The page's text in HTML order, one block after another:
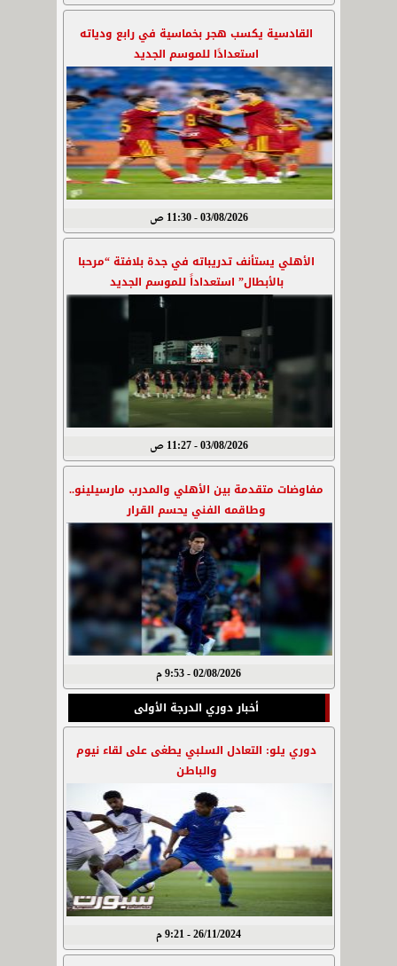
القادسية يكسب هجر بخماسية في رابع ودياته
استعدادًا للموسم الجديد
03/08/2026 - 11:30 ص
الأهلي يستأنف تدريباته في جدة بلافتة “مرحبا
بالأبطال” استعداداً للموسم الجديد
03/08/2026 - 11:27 ص
مفاوضات متقدمة بين الأهلي والمدرب مارسيلينو..
وطاقمه الفني يحسم القرار
02/08/2026 - 9:53 م
أخبار دوري الدرجة الأولى
دوري يلو: التعادل السلبي يطغى على لقاء نيوم
والباطن
26/11/2024 - 9:21 م